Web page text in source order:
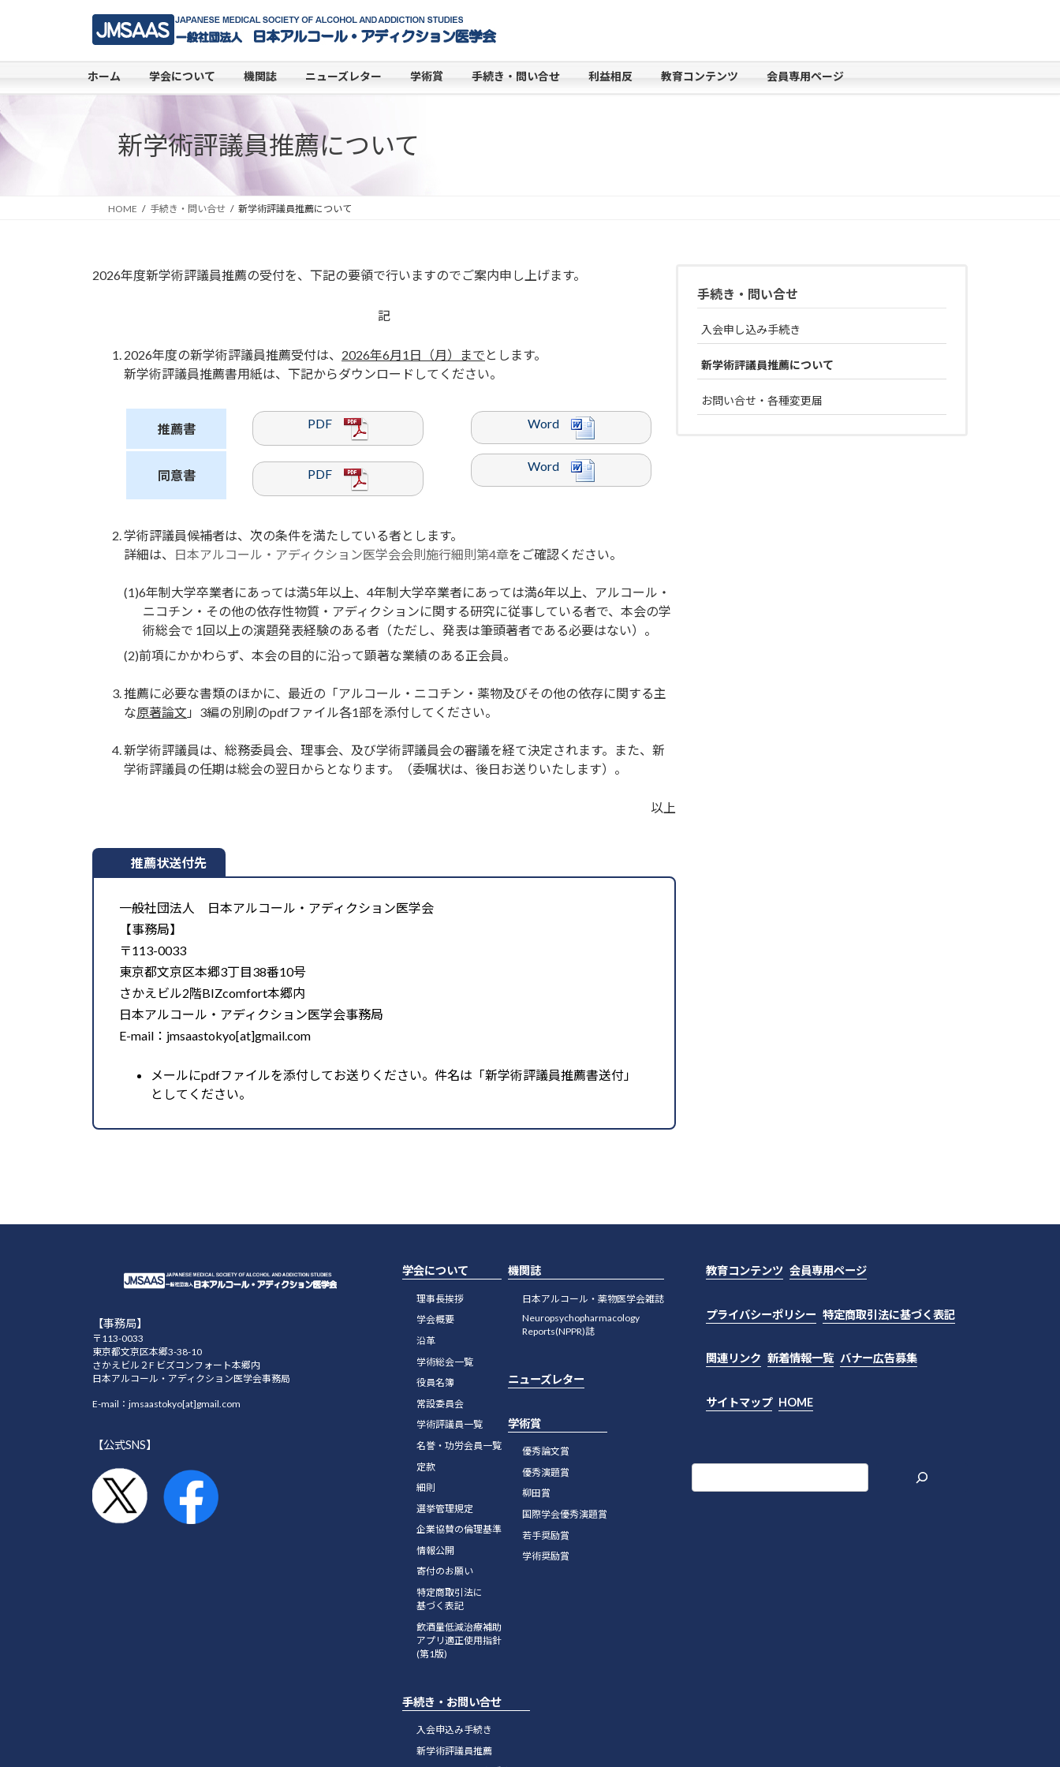
ン
ス
キ
ー
ン
に
ホーム 学会について 機関誌 ニューズレター 学術賞 手続き・問い合せ 利益相反 教育コンテンツ 会員専用ページ
新学術評議員推薦について
HOME 手続き・問い合せ 新学術評議員推薦について
2026年度新学術評議員推薦の受付を、下記の要領で行いますのでご案内申し上げます。
記
2026年度の新学術評議員推薦受付は、 2026年6月1日（月）まで とします。
新学術評議員推薦書用紙は、下記からダウンロードしてください。
推薦書 PDF Word
同意書 PDF
Word
学術評議員候補者は、次の条件を満たしている者とします。
詳細は、
日本アルコール・アディクション医学会会則施行細則第4章をご確認ください。
6年制大学卒業者にあっては満5年以上、4年制大学卒業者にあっては満6年以上、アルコール・
ニコチン・その他の依存性物質・アディクションに関する研究に従事している者で、本会の学
術総会で 1回以上の演題発表経験のある者（ただし、発表は筆頭著者である必要はない）。
前項にかかわらず、本会の目的に沿って顕著な業績のある正会員。
推薦に必要な書類のほかに、最近の「アルコール・ニコチン・薬物及びその他の依存に関する主
な原著論文 」3編の別刷のpdfファイル各1部を添付してください。
新学術評議員は、総務委員会、理事会、及び学術評議員会の審議を経て決定されます。また、新
学術評議員の任期は総会の翌日からとなります。（委嘱状は、後日お送りいたします）。
以上
推薦状送付先
一般社団法人 日本アルコール・アディクション医学会
【事務局】
〒113-0033
東京都文京区本郷3丁目38番10号
さかえビル2階BIZcomfort本郷内
日本アルコール・アディクション医学会事務局
E-mail：jmsaastokyo[at]gmail.com
メールにpdfファイルを添付してお送りください。件名は「新学術評議員推薦書送付」
としてください。
手続き・問い合せ
入会申し込み手続き
新学術評議員推薦について
お問い合せ・各種変更届
【事務局】
〒113-0033
東京都文京区本郷3-38-10
さかえビル２F ビズコンフォート本郷内
日本アルコール・アディクション医学会事務局
E-mail：jmsaastokyo[at]gmail.com
【公式SNS】
学会について
理事長挨拶
学会概要
沿革
学術総会一覧
役員名簿
常設委員会
学術評議員一覧
名誉・功労会員一覧
定款
細則
選挙管理規定
企業協賛の倫理基準
情報公開
寄付のお願い
特定商取引法に
基づく表記
飲酒量低減治療補助
アプリ適正使用指針
(第1版)
機関誌
日本アルコール・薬物医学会雑誌
Neuropsychopharmacology
Reports(NPPR)誌
ニューズレター
学術賞
優秀論文賞
優秀演題賞
柳田賞
国際学会優秀演題賞
若手奨励賞
学術奨励賞
手続き・お問い合せ
入会申込み手続き
新学術評議員推薦
教育コンテンツ 会員専用ページ
プライバシーポリシー 特定商取引法に基づく表記
関連リンク 新着情報一覧 バナー広告募集
サイトマップ HOME